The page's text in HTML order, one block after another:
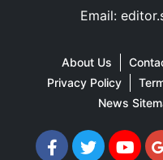
Email:
About Us
Privacy Policy
News